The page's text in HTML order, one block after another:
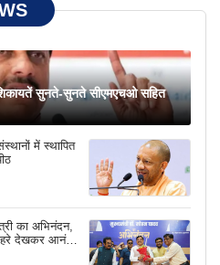
सुनते-सुनते सीएमएचओ सहित
में स्थापित
का अभिनंदन,
देखकर आनंद